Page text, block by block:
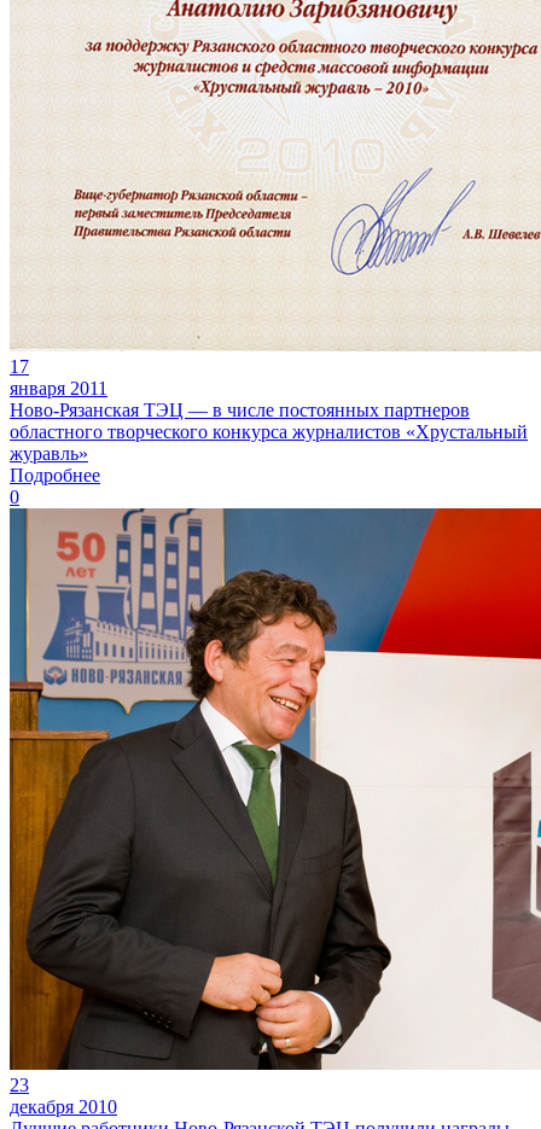
17
января 2011
Ново-Рязанская ТЭЦ — в числе постоянных партнеров
областного творческого конкурса журналистов «Хрустальный
журавль»
Подробнее
0
23
декабря 2010